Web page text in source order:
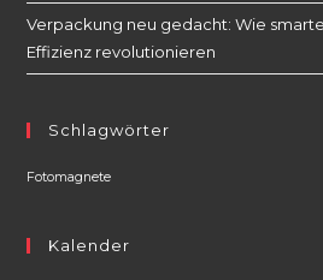
Verpackung neu gedacht: Wie
Effizienz revolutionieren
Schlagwörter
Fotomagnete
Kalender